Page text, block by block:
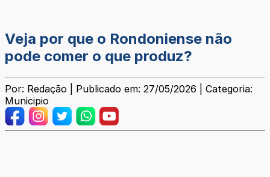
Veja por que o Rondoniense não
pode comer o que produz?
Por: Redação | Publicado em: 27/05/2026 | Categoria:
Municipio